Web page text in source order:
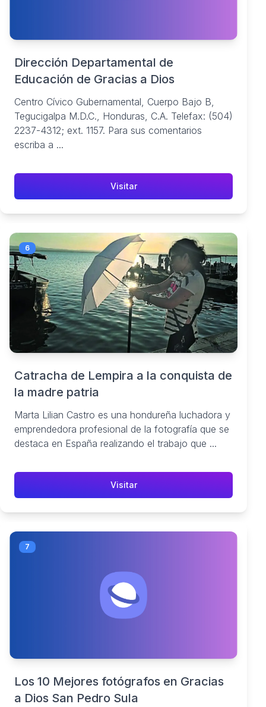
Dirección Departamental de
Educación de Gracias a Dios
Centro Cívico Gubernamental, Cuerpo Bajo B,
Tegucigalpa M.D.C., Honduras, C.A. Telefax: (504)
2237-4312; ext. 1157. Para sus comentarios
escriba a ...
Visitar
6
Catracha de Lempira a la conquista de
la madre patria
Marta Lilian Castro es una hondureña luchadora y
emprendedora profesional de la fotografía que se
destaca en España realizando el trabajo que ...
Visitar
7
Los 10 Mejores fotógrafos en Gracias
a Dios San Pedro Sula